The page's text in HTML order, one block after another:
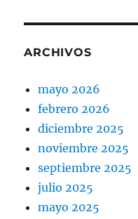
ARCHIVOS
mayo 2026
febrero 2026
diciembre 2025
noviembre 2025
septiembre 2025
julio 2025
mayo 2025